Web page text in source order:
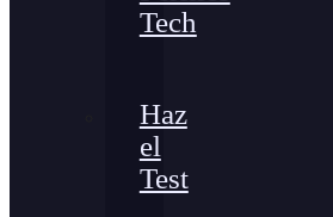
Tech
Haz
el
Test